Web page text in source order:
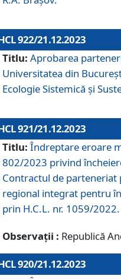
922/21.12.2023
Titlu: Aprobarea
Universitatea din
Ecologie Sistemică și
921/21.12.2023
Titlu: Îndreptare eroare
802/2023 privind
Contractul de
regional integrat pentru
prin H.C.L. nr. 1059/2022.
Observații : Republică
920/21.12.2023